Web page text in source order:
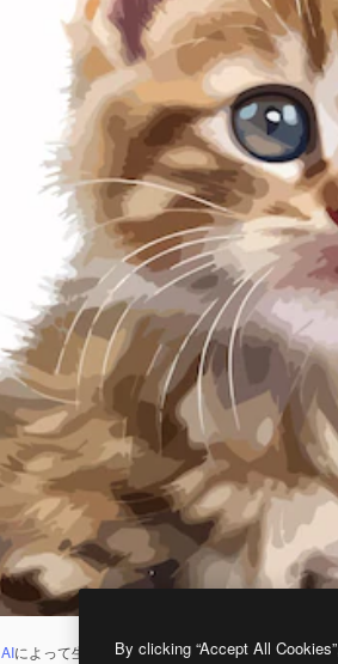
AIによって生成されたものです。 AI画像生成ツール
By clicking “Accept All